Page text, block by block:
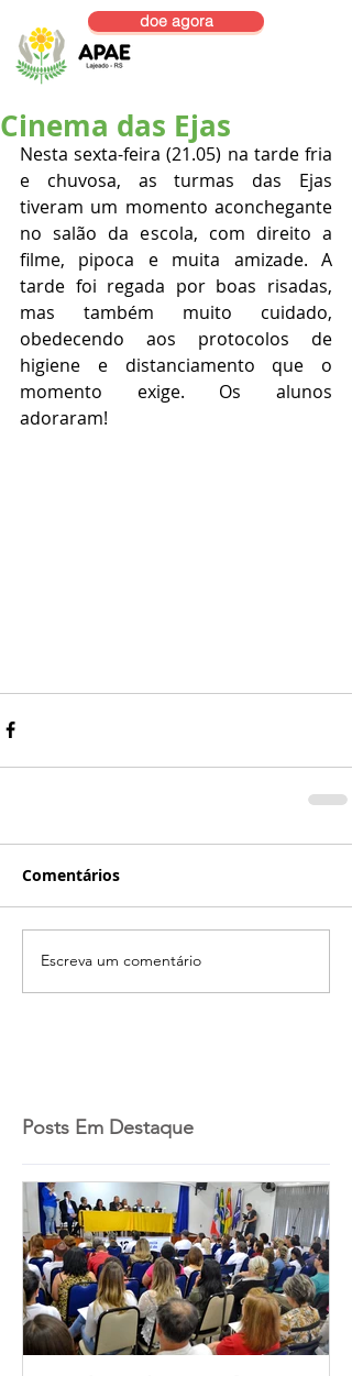
doe agora
Cinema das Ejas
Nesta sexta-feira (21.05) na tarde fria
e chuvosa, as turmas das Ejas
tiveram um momento aconchegante
no salão da escola, com direito a
filme, pipoca e muita amizade. A
tarde foi regada por boas risadas,
mas também muito cuidado,
obedecendo aos protocolos de
higiene e distanciamento que o
momento exige. Os alunos
adoraram!
Comentários
Escreva um comentário
Posts Em Destaque